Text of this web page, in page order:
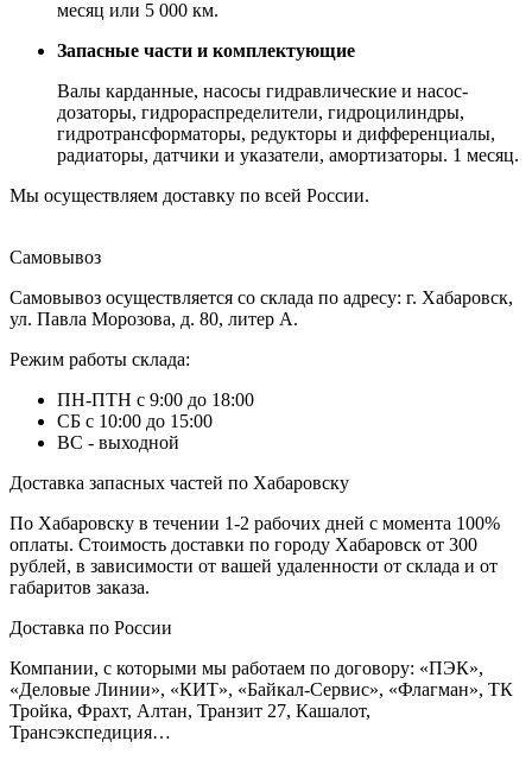
месяц или 5 000 км.
Запасные части и комплектующие
Валы карданные, насосы гидравлические и насос-
дозаторы, гидрораспределители, гидроцилиндры,
гидротрансформаторы, редукторы и дифференциалы,
радиаторы, датчики и указатели, амортизаторы. 1 месяц.
Мы осуществляем доставку по всей России.
Самовывоз
Самовывоз осуществляется со склада по адресу: г. Хабаровск,
ул. Павла Морозова, д. 80, литер А.
Режим работы склада:
ПН-ПТН с 9:00 до 18:00
СБ с 10:00 до 15:00
ВС - выходной
Доставка запасных частей по Хабаровску
По Хабаровску в течении 1-2 рабочих дней с момента 100%
оплаты. Стоимость доставки по городу Хабаровск от 300
рублей, в зависимости от вашей удаленности от склада и от
габаритов заказа.
Доставка по России
Компании, с которыми мы работаем по договору: «ПЭК»,
«Деловые Линии», «КИТ», «Байкал-Сервис», «Флагман», ТК
Тройка, Фрахт, Алтан, Транзит 27, Кашалот,
Трансэкспедиция…